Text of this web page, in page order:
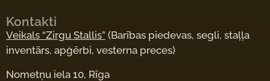
Kontakti
Veikals “Zirgu Stallis” (Barības piedevas, segli, staļļa
inventārs, apģērbi, vesterna preces)
Nometņu iela 10, Rīga